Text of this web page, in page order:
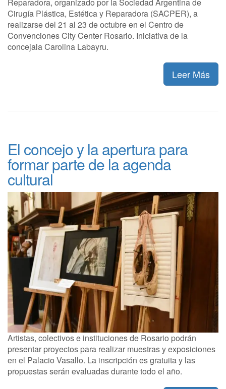
Reparadora, organizado por la Sociedad Argentina de
Cirugía Plástica, Estética y Reparadora (SACPER), a
realizarse del 21 al 23 de octubre en el Centro de
Convenciones City Center Rosario. Iniciativa de la
concejala Carolina Labayru.
Leer Más
El concejo y la apertura para
formar parte de la agenda
cultural
Artistas, colectivos e instituciones de Rosario podrán
presentar proyectos para realizar muestras y exposiciones
en el Palacio Vasallo. La inscripción es gratuita y las
propuestas serán evaluadas durante todo el año.